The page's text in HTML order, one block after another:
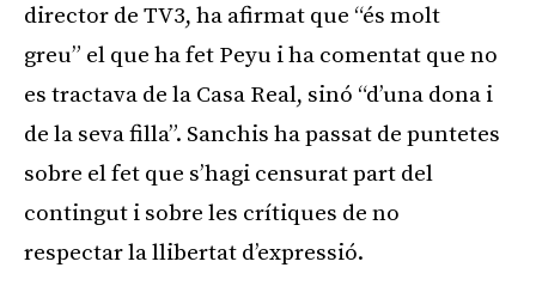
director de TV3, ha afirmat que “és molt
greu” el que ha fet Peyu i ha comentat que no
es tractava de la Casa Real, sinó “d’una dona i
de la seva filla”. Sanchis ha passat de puntetes
sobre el fet que s’hagi censurat part del
contingut i sobre les crítiques de no
respectar la llibertat d’expressió.